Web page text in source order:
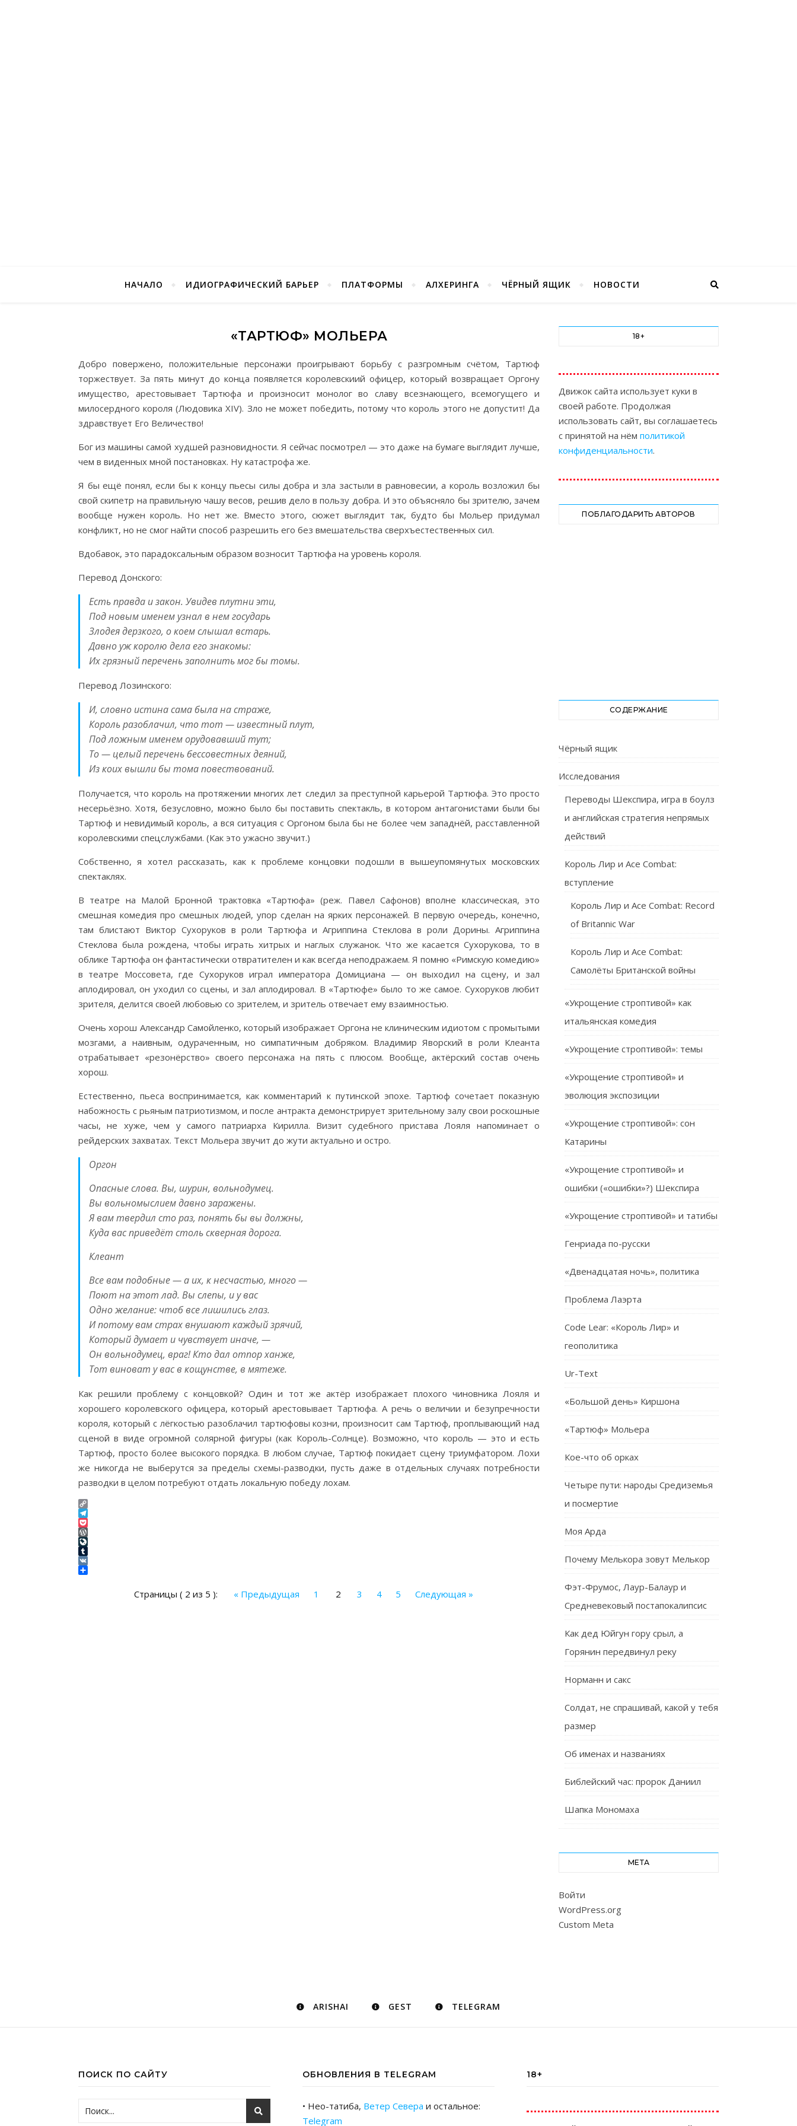
НАЧАЛО ИДИОГРАФИЧЕСКИЙ БАРЬЕР ПЛАТФОРМЫ АЛХЕРИНГА ЧЁРНЫЙ ЯЩИК НОВОСТИ
«ТАРТЮФ» МОЛЬЕРА
Добро повержено, положительные персонажи проигрывают борьбу с разгромным счётом, Тартюф
торжествует. За пять минут до конца появляется королевскиий офицер, который возвращает Оргону
имущество, арестовывает Тартюфа и произносит монолог во славу всезнающего, всемогущего и
милосердного короля (Людовика XIV). Зло не может победить, потому что король этого не допустит! Да
здравствует Его Величество!
Бог из машины самой худшей разновидности. Я сейчас посмотрел — это даже на бумаге выглядит лучше,
чем в виденных мной постановках. Ну катастрофа же.
Я бы ещё понял, если бы к концу пьесы силы добра и зла застыли в равновесии, а король возложил бы
свой скипетр на правильную чашу весов, решив дело в пользу добра. И это объясняло бы зрителю, зачем
вообще нужен король. Но нет же. Вместо этого, сюжет выглядит так, будто бы Мольер придумал
конфликт, но не смог найти способ разрешить его без вмешательства сверхъестественных сил.
Вдобавок, это парадоксальным образом возносит Тартюфа на уровень короля.
Перевод Донского:
Есть правда и закон. Увидев плутни эти,
Под новым именем узнал в нем государь
Злодея дерзкого, о коем слышал встарь.
Давно уж королю дела его знакомы:
Их грязный перечень заполнить мог бы томы.
Перевод Лозинского:
И, словно истина сама была на страже,
Король разоблачил, что тот — известный плут,
Под ложным именем орудовавший тут;
То — целый перечень бессовестных деяний,
Из коих вышли бы тома повествований.
Получается, что король на протяжении многих лет следил за преступной карьерой Тартюфа. Это просто
несерьёзно. Хотя, безусловно, можно было бы поставить спектакль, в котором антагонистами были бы
Тартюф и невидимый король, а вся ситуация с Оргоном была бы не более чем западнёй, расставленной
королевскими спецслужбами. (Как это ужасно звучит.)
Собственно, я хотел рассказать, как к проблеме концовки подошли в вышеупомянутых московских
спектаклях.
В театре на Малой Бронной трактовка «Тартюфа» (реж. Павел Сафонов) вполне классическая, это
смешная комедия про смешных людей, упор сделан на ярких персонажей. В первую очередь, конечно,
там блистают Виктор Сухоруков в роли Тартюфа и Агриппина Стеклова в роли Дорины. Агриппина
Стеклова была рождена, чтобы играть хитрых и наглых служанок. Что же касается Сухорукова, то в
облике Тартюфа он фантастически отвратителен и как всегда неподражаем. Я помню «Римскую комедию»
в театре Моссовета, где Сухоруков играл императора Домициана — он выходил на сцену, и зал
аплодировал, он уходил со сцены, и зал аплодировал. В «Тартюфе» было то же самое. Сухоруков любит
зрителя, делится своей любовью со зрителем, и зритель отвечает ему взаимностью.
Очень хорош Александр Самойленко, который изображает Оргона не клиническим идиотом с промытыми
мозгами, а наивным, одураченным, но симпатичным добряком. Владимир Яворский в роли Клеанта
отрабатывает «резонёрство» своего персонажа на пять с плюсом. Вообще, актёрский состав очень
хорош.
Естественно, пьеса воспринимается, как комментарий к путинской эпохе. Тартюф сочетает показную
набожность с рьяным патриотизмом, и после антракта демонстрирует зрительному залу свои роскошные
часы, не хуже, чем у самого патриарха Кирилла. Визит судебного пристава Лояля напоминает о
рейдерских захватах. Текст Мольера звучит до жути актуально и остро.
Оргон
Опасные слова. Вы, шурин, вольнодумец.
Вы вольномыслием давно заражены.
Я вам твердил сто раз, понять бы вы должны,
Куда вас приведёт столь скверная дорога.
Клеант
Все вам подобные — а их, к несчастью, много —
Поют на этот лад. Вы слепы, и у вас
Одно желание: чтоб все лишились глаз.
И потому вам страх внушают каждый зрячий,
Который думает и чувствует иначе, —
Он вольнодумец, враг! Кто дал отпор ханже,
Тот виноват у вас в кощунстве, в мятеже.
Как решили проблему с концовкой? Один и тот же актёр изображает плохого чиновника Лояля и
хорошего королевского офицера, который арестовывает Тартюфа. А речь о величии и безупречности
короля, который с лёгкостью разоблачил тартюфовы козни, произносит сам Тартюф, проплывающий над
сценой в виде огромной солярной фигуры (как Король-Солнце). Возможно, что король — это и есть
Тартюф, просто более высокого порядка. В любом случае, Тартюф покидает сцену триумфатором. Лохи
же никогда не выберутся за пределы схемы-разводки, пусть даже в отдельных случаях потребности
разводки в целом потребуют отдать локальную победу лохам.
Copy
Link
Telegram
Pocket
WordPress
LiveJournal
Tumblr
VK
Страницы ( 2 из 5 ):
« Предыдущая 1 2 3 4 5 Следующая »
18+
Движок сайта использует куки в
своей работе. Продолжая
использовать сайт, вы соглашаетесь
с принятой на нём политикой
конфиденциальности.
ПОБЛАГОДАРИТЬ АВТОРОВ
СОДЕРЖАНИЕ
Чёрный ящик
Исследования
Переводы Шекспира, игра в боулз
и английская стратегия непрямых
действий
Король Лир и Ace Combat:
вступление
Король Лир и Ace Combat: Record
of Britannic War
Король Лир и Ace Combat:
Самолёты Британской войны
«Укрощение строптивой» как
итальянская комедия
«Укрощение строптивой»: темы
«Укрощение строптивой» и
эволюция экспозиции
«Укрощение строптивой»: сон
Катарины
«Укрощение строптивой» и
ошибки («ошибки»?) Шекспира
«Укрощение строптивой» и татибы
Генриада по-русски
«Двенадцатая ночь», политика
Проблема Лаэрта
Code Lear: «Король Лир» и
геополитика
Ur-Text
«Большой день» Киршона
«Тартюф» Мольера
Кое-что об орках
Четыре пути: народы Средиземья
и посмертие
Моя Арда
Почему Мелькора зовут Мелькор
Фэт-Фрумос, Лаур-Балаур и
Средневековый постапокалипсис
Как дед Юйгун гору срыл, а
Горянин передвинул реку
Норманн и сакс
Солдат, не спрашивай, какой у тебя
размер
Об именах и названиях
Библейский час: пророк Даниил
Шапка Мономаха
МЕТА
Войти
WordPress.org
Custom Meta
ARISHAI GEST TELEGRAM
ПОИСК ПО САЙТУ ОБНОВЛЕНИЯ В TELEGRAM
• Нео-татиба, Ветер Севера и остальное:
Telegram
18+